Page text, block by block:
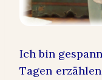
Ich bin
Tagen